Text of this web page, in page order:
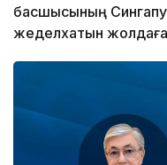
басшысының
жеделхатын